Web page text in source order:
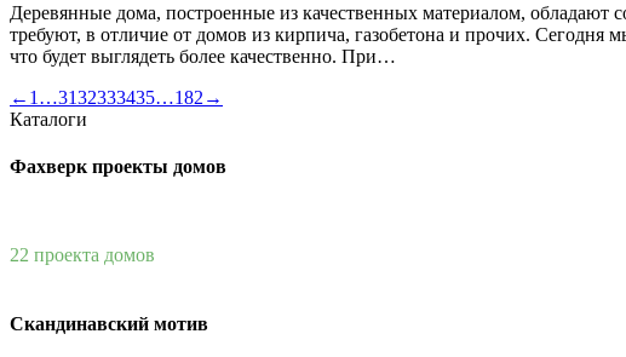
Деревянные дома, построенные из качественных материалом,
требуют, в отличие от домов из кирпича, газобетона и прочих.
что будет выглядеть более качественно. При…
← 1 …3132333435…182 →
Каталоги
Фахверк проекты домов
22 проекта домов
Скандинавский мотив